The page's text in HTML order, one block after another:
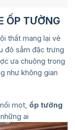
ỐP TƯỜNG
thất mang lại vẻ
đỏ sẫm đặc trưng
ưa chuộng trong
như không gian
mọt, ốp tường
ai